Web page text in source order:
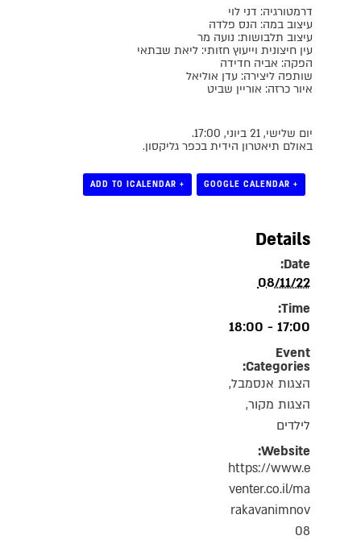
דרמטורגיה: דני לוי
עיצוב במה: הנס פלדה
עיצוב תלבושות: נועה מר
עין חיצונית וייעוץ חזותי: ליאת שבתאי
הפקה: אביה חדידה
שותפה ליצירה: עדן אוליאל
איור כרזה: אוריין שביט
יום שלישי, 21 ביוני, 17:00.
באולם תיאטרון הידית בכפר גליקסון.
+ GOOGLE CALENDAR
+ ADD TO ICALENDAR
Details
Date:
08/11/22
Time:
17:00 - 18:00
Event
Categories:
הצגות אנסמבל,
הצגות מקור,
לילדים
Website:
https://www.e
venter.co.il/ma
rakavanimnov
08